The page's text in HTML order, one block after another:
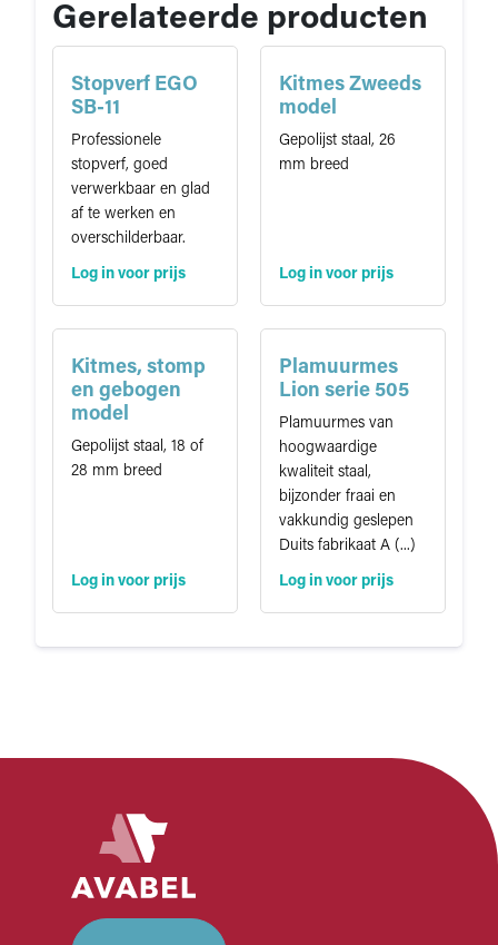
Gerelateerde producten
Stopverf EGO
SB-11
Professionele
stopverf, goed
verwerkbaar en glad
af te werken en
overschilderbaar.
Log in voor prijs
Kitmes Zweeds
model
Gepolijst staal, 26
mm breed
Log in voor prijs
Kitmes, stomp
en gebogen
model
Gepolijst staal, 18 of
28 mm breed
Log in voor prijs
Plamuurmes
Lion serie 505
Plamuurmes van
hoogwaardige
kwaliteit staal,
bijzonder fraai en
vakkundig geslepen
Duits fabrikaat A (...)
Log in voor prijs